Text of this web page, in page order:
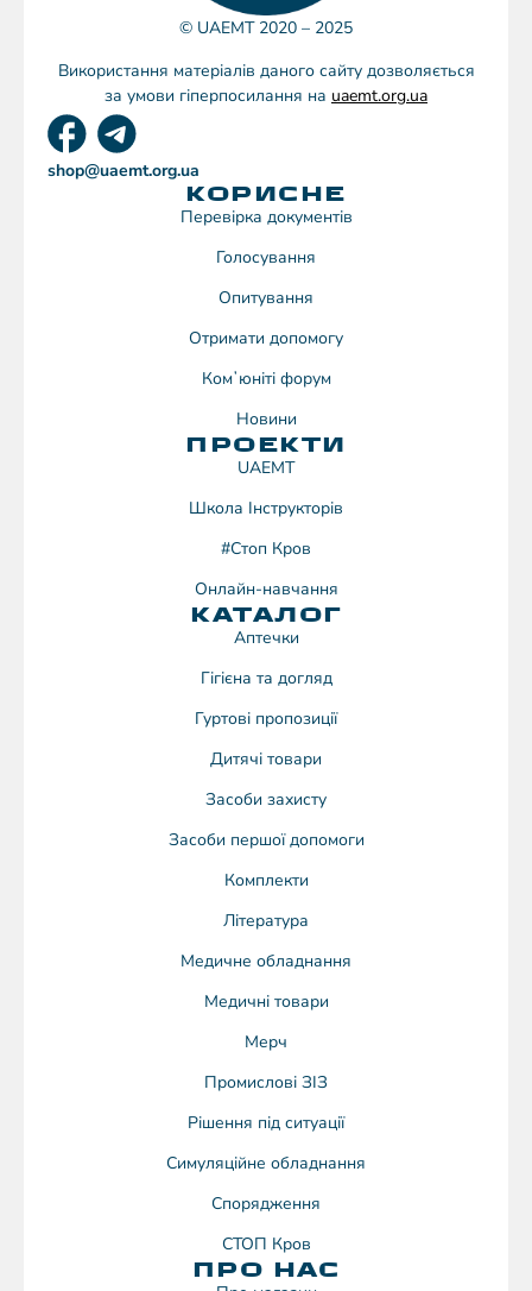
© UAEMT 2020 – 2025
Використання матеріалів даного сайту дозволяється
за умови гіперпосилання на uaemt.org.ua
shop@uaemt.org.ua
КОРИСНЕ
Перевірка документів
Голосування
Опитування
Отримати допомогу
Комʼюніті форум
Новини
ПРОЕКТИ
UAEMT
Школа Інструкторів
#Стоп Кров
Онлайн-навчання
КАТАЛОГ
Аптечки
Гігієна та догляд
Гуртові пропозиції
Дитячі товари
Засоби захисту
Засоби першої допомоги
Комплекти
Література
Медичне обладнання
Медичні товари
Мерч
Промислові ЗІЗ
Рішення під ситуації
Симуляційне обладнання
Спорядження
СТОП Кров
ПРО НАС